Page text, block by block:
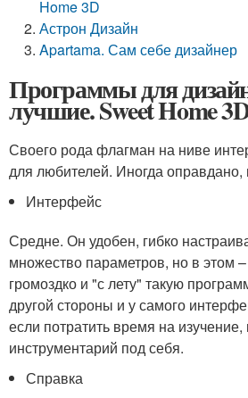
Home 3D
Астрон Дизайн
Apartama. Сам себе дизайнер
Программы для
лучшие. Sweet Home
Своего рода флагман на ниве
для любителей. Иногда оправдано,
Интерфейс
Средне. Он удобен, гибко
множество параметров, но в этом
громоздко и "с лету" такую
другой стороны и у самого
если потратить время на
инструментарий под себя.
Справка